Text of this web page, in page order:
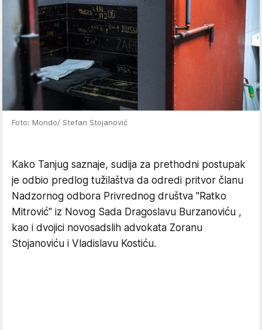
Foto: Mondo/ Stefan Stojanović
Kako Tanjug saznaje, sudija za prethodni postupak
je odbio predlog tužilaštva da odredi pritvor članu
Nadzornog odbora Privrednog društva "Ratko
Mitrović" iz Novog Sada Dragoslavu Burzanoviću ,
kao i dvojici novosadslih advokata Zoranu
Stojanoviću i Vladislavu Kostiću.